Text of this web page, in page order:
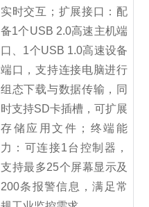
实时交互；扩展接口：配
备1个USB 2.0高速主机端
口、1个USB 1.0高速设备
端口，支持连接电脑进行
组态下载与数据传输，同
时支持SD卡插槽，可扩展
存储应用文件；终端能
力：可连接1台控制器，
支持最多25个屏幕显示及
200条报警信息，满足常